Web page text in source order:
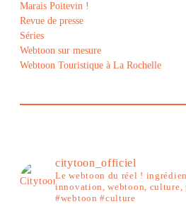
Marais Poitevin !
Revue de presse
Séries
Webtoon sur mesure
Webtoon Touristique à La Rochelle
citytoon_officiel
Le webtoon du réel !
innovation, webtoon, culture,
#webtoon #culture